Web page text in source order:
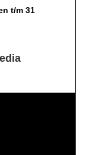
t/m 31